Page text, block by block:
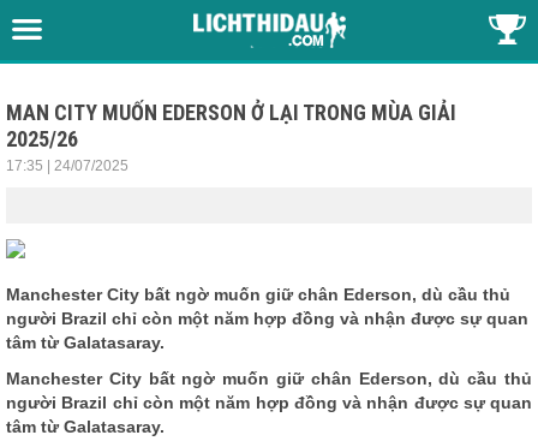
MAN CITY MUỐN EDERSON Ở LẠI TRONG MÙA GIẢI
2025/26
17:35 | 24/07/2025
Manchester City bất ngờ muốn giữ chân Ederson, dù cầu thủ
người Brazil chỉ còn một năm hợp đồng và nhận được sự quan
tâm từ Galatasaray.
Manchester City bất ngờ muốn giữ chân Ederson, dù cầu thủ
người Brazil chỉ còn một năm hợp đồng và nhận được sự quan
tâm từ Galatasaray.